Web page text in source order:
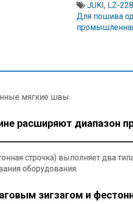
JUKI, LZ-
Для пошива
мягкие швы.
расширяют диапазон
строчка) выполняет два
оборудования.
зигзагом и